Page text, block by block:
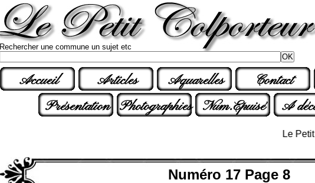
Rechercher une commune un sujet etc
Accueil Articles Aquarelles Contact
Présentation Photographies Num.Epuisé A
Le Petit
Numéro 17 Page 8